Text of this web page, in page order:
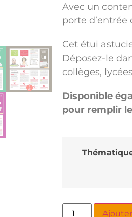
Avec un
porte d’entrée
Cet étui
Déposez-le
collèges,
Disponible
pour remplir